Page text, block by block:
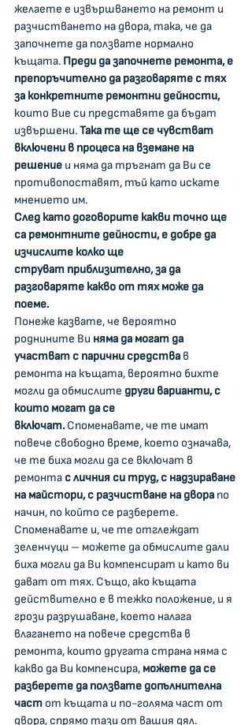
желаете е извършването на ремонт и
разчистването на двора, така, че да
започнете да ползвате нормално
къщата. Преди да започнете ремонта, е
препоръчително да разговаряте с тях
за конкретните ремонтни дейности,
които Вие си представяте да бъдат
извършени. Така те ще се чувстват
включени в процеса на вземане на
решение и няма да тръгнат да Ви се
противопоставят, тъй като искате
мнението им.
След като договорите какви точно ще
са ремонтните дейности, е добре да
изчислите колко ще
струват приблизително, за да
разговаряте какво от тях може да
поеме.
Понеже казвате, че вероятно
роднините Ви няма да могат да
участват с парични средства в
ремонта на къщата, вероятно бихте
могли да обмислите други варианти, с
които могат да се
включат. Споменавате, че те имат
повече свободно време, което означава,
че те биха могли да се включат в
ремонта с личния си труд, с надзираване
на майстори, с разчистване на двора по
начин, по който се разберете.
Споменавате и, че те отглеждат
зеленчуци – можете да обмислите дали
биха могли да Ви компенсират и като ви
дават от тях. Също, ако къщата
действително е в тежко положение, и я
грози разрушаване, което налага
влагането на повече средства в
ремонта, които другата страна няма с
какво да Ви компенсира, можете да се
разберете да ползвате допълнителна
част от къщата и по-голяма част от
двора, спрямо тази от вашия дял.